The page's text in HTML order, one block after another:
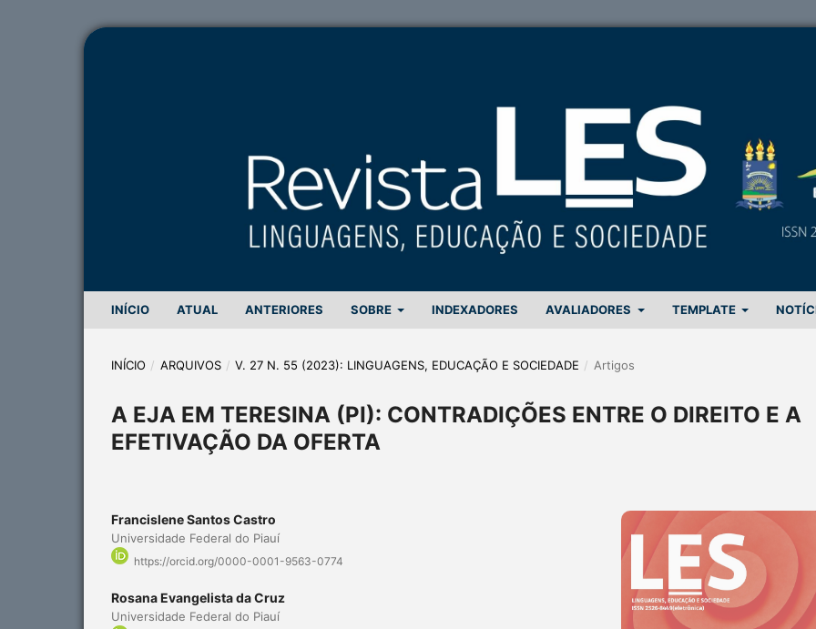
INÍCIO ATUAL ANTERIORES SOBRE INDEXADORES AVALIADORES TEMPLATE
INÍCIO / ARQUIVOS / V. 27 N. 55 (2023): LINGUAGENS, EDUCAÇÃO E SOCIEDADE / Artigos
A EJA EM TERESINA (PI): CONTRADIÇÕES ENTRE O DIREITO E A
EFETIVAÇÃO DA OFERTA
Francislene Santos Castro
Universidade Federal do Piauí
https://orcid.org/0000-0001-9563-0774
Rosana Evangelista da Cruz
Universidade Federal do Piauí